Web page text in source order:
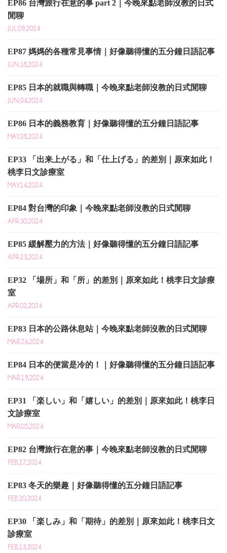
EP86 台灣旅行在意的事 part 2｜今晚來點老師沒教的日式
閒聊
JUL.09,2024
EP87 媽媽的各種常見事情｜好像聽得懂的五分鐘日語記事
JUN.18,2024
EP85 日本的就職與轉職｜今晚來點老師沒教的日式閒聊
JUN.04,2024
EP86 日本的義務教育｜好像聽得懂的五分鐘日語記事
MAY.28,2024
EP33 「出来上がる」和「仕上げる」的差別｜原來如此！
桃李日文診療室
MAY.14,2024
EP84 對台灣的印象｜今晚來點老師沒教的日式閒聊
APR.30,2024
EP85 緩解壓力的方法｜好像聽得懂的五分鐘日語記事
APR.23,2024
EP32 「場所」和「所」的差別｜原來如此！桃李日文診療
室
APR.02,2024
EP83 日本的公路休息站｜今晚來點老師沒教的日式閒聊
MAR.26,2024
EP84 日本的便當是冷的！｜好像聽得懂的五分鐘日語記事
MAR.19,2024
EP31 「楽しい」和「嬉しい」的差別｜原來如此！桃李日
文診療室
MAR.05,2024
EP82 台灣旅行在意的事｜今晚來點老師沒教的日式閒聊
FEB.27,2024
EP83 冬天的樂趣｜好像聽得懂的五分鐘日語記事
FEB.20,2024
EP30 「楽しみ」和「期待」的差別｜原來如此！桃李日文
診療室
FEB.13,2024